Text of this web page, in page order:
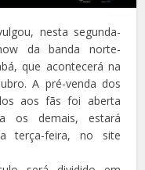
nesta segunda-
da banda norte-
que acontecerá na
A pré-venda dos
aos fãs foi aberta
os demais, estará
terça-feira, no site